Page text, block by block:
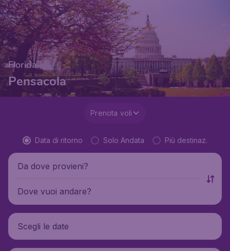
Florida
Pensacola
Prenota voli
Data di ritorno Solo Andata Più destinaz.
Da dove provieni?
Dove vuoi andare?
Scegli le date